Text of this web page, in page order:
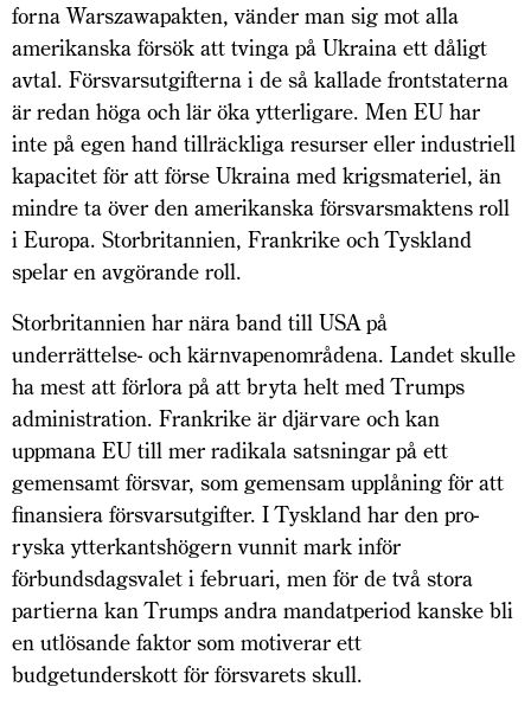
forna Warszawapakten, vänder man sig mot alla
amerikanska försök att tvinga på Ukraina ett dåligt
avtal. Försvarsutgifterna i de så kallade frontstaterna
är redan höga och lär öka ytterligare. Men EU har
inte på egen hand tillräckliga resurser eller industriell
kapacitet för att förse Ukraina med krigsmateriel, än
mindre ta över den amerikanska försvarsmaktens roll
i Europa. Storbritannien, Frankrike och Tyskland
spelar en avgörande roll.
Storbritannien har nära band till USA på
underrättelse- och kärnvapenområdena. Landet skulle
ha mest att förlora på att bryta helt med Trumps
administration. Frankrike är djärvare och kan
uppmana EU till mer radikala satsningar på ett
gemensamt försvar, som gemensam upplåning för att
finansiera försvarsutgifter. I Tyskland har den pro-
ryska ytterkantshögern vunnit mark inför
förbundsdagsvalet i februari, men för de två stora
partierna kan Trumps andra mandatperiod kanske bli
en utlösande faktor som motiverar ett
budgetunderskott för försvarets skull.